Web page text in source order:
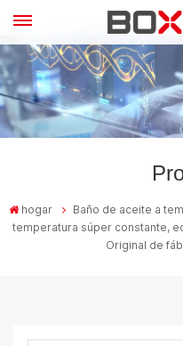
hogar Baño de aceite a
temperatura súper constante,
Original de